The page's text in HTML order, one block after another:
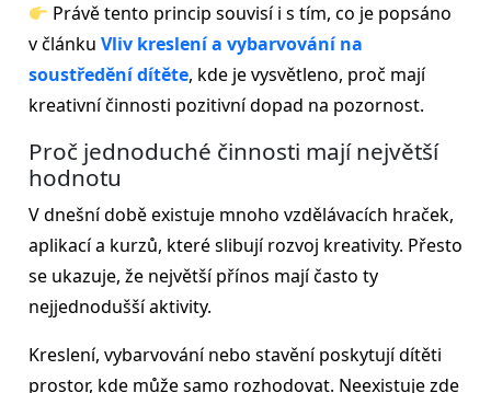
Právě tento princip souvisí i s tím, co je popsáno
v článku Vliv kreslení a vybarvování na
soustředění dítěte, kde je vysvětleno, proč mají
kreativní činnosti pozitivní dopad na pozornost.
Proč jednoduché činnosti mají největší
hodnotu
V dnešní době existuje mnoho vzdělávacích hraček,
aplikací a kurzů, které slibují rozvoj kreativity. Přesto
se ukazuje, že největší přínos mají často ty
nejjednodušší aktivity.
Kreslení, vybarvování nebo stavění poskytují dítěti
prostor, kde může samo rozhodovat. Neexistuje zde